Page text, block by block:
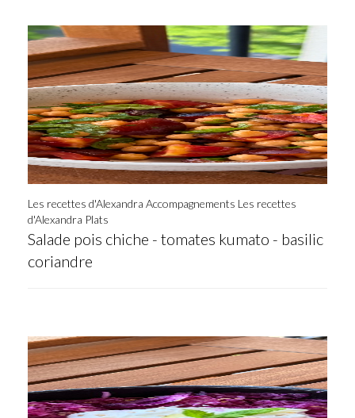
Les recettes d'Alexandra Accompagnements Les recettes
d'Alexandra Plats
Salade pois chiche - tomates kumato - basilic
coriandre